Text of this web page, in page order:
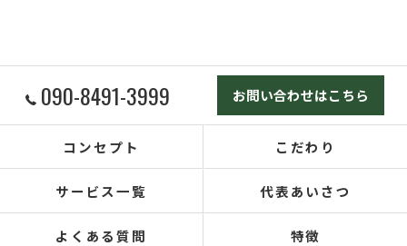
090-8491-3999 お問い合わせはこちら
コンセプト こだわり
サービス一覧 代表あいさつ
よくある質問 特徴